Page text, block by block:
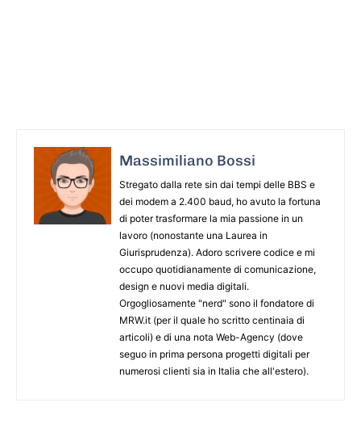
Massimiliano Bossi
Stregato dalla rete sin dai tempi delle BBS e
dei modem a 2.400 baud, ho avuto la fortuna
di poter trasformare la mia passione in un
lavoro (nonostante una Laurea in
Giurisprudenza). Adoro scrivere codice e mi
occupo quotidianamente di comunicazione,
design e nuovi media digitali.
Orgogliosamente "nerd" sono il fondatore di
MRW.it (per il quale ho scritto centinaia di
articoli) e di una nota Web-Agency (dove
seguo in prima persona progetti digitali per
numerosi clienti sia in Italia che all'estero).